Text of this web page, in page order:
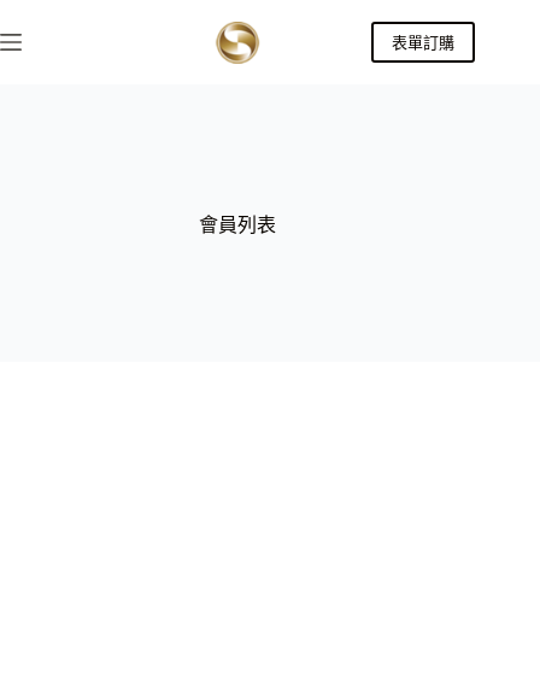
至
表單訂購
會員列表